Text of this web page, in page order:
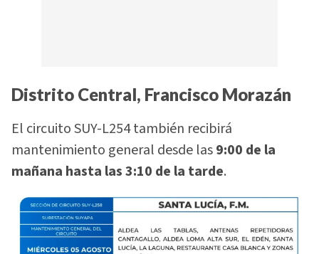
Distrito Central, Francisco Morazán
El circuito SUY-L254 también recibirá
mantenimiento general desde las9:00 de la
mañana hasta las 3:10 de la tarde.